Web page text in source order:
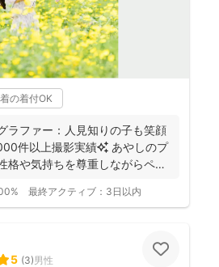
の着付OK
ラファー：人見知りの子も笑顔
件以上撮影実績✨ あやしのプ
格や気持ちを尊重しながらペー
最終アクティブ： 3日以内
5 (3)男性